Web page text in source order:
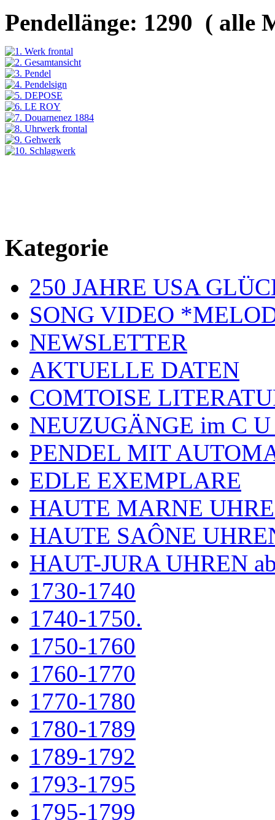
Pendellänge: 1290 ( alle
Kategorie
250 JAHRE USA
SONG VIDEO
NEWSLETTER
AKTUELLE DATEN
COMTOISE
NEUZUGÄNGE im C
PENDEL MIT
EDLE EXEMPLARE
HAUTE MARNE
HAUTE SAÔNE
HAUT-JURA UHREN
1730-1740
1740-1750.
1750-1760
1760-1770
1770-1780
1780-1789
1789-1792
1793-1795
1795-1799